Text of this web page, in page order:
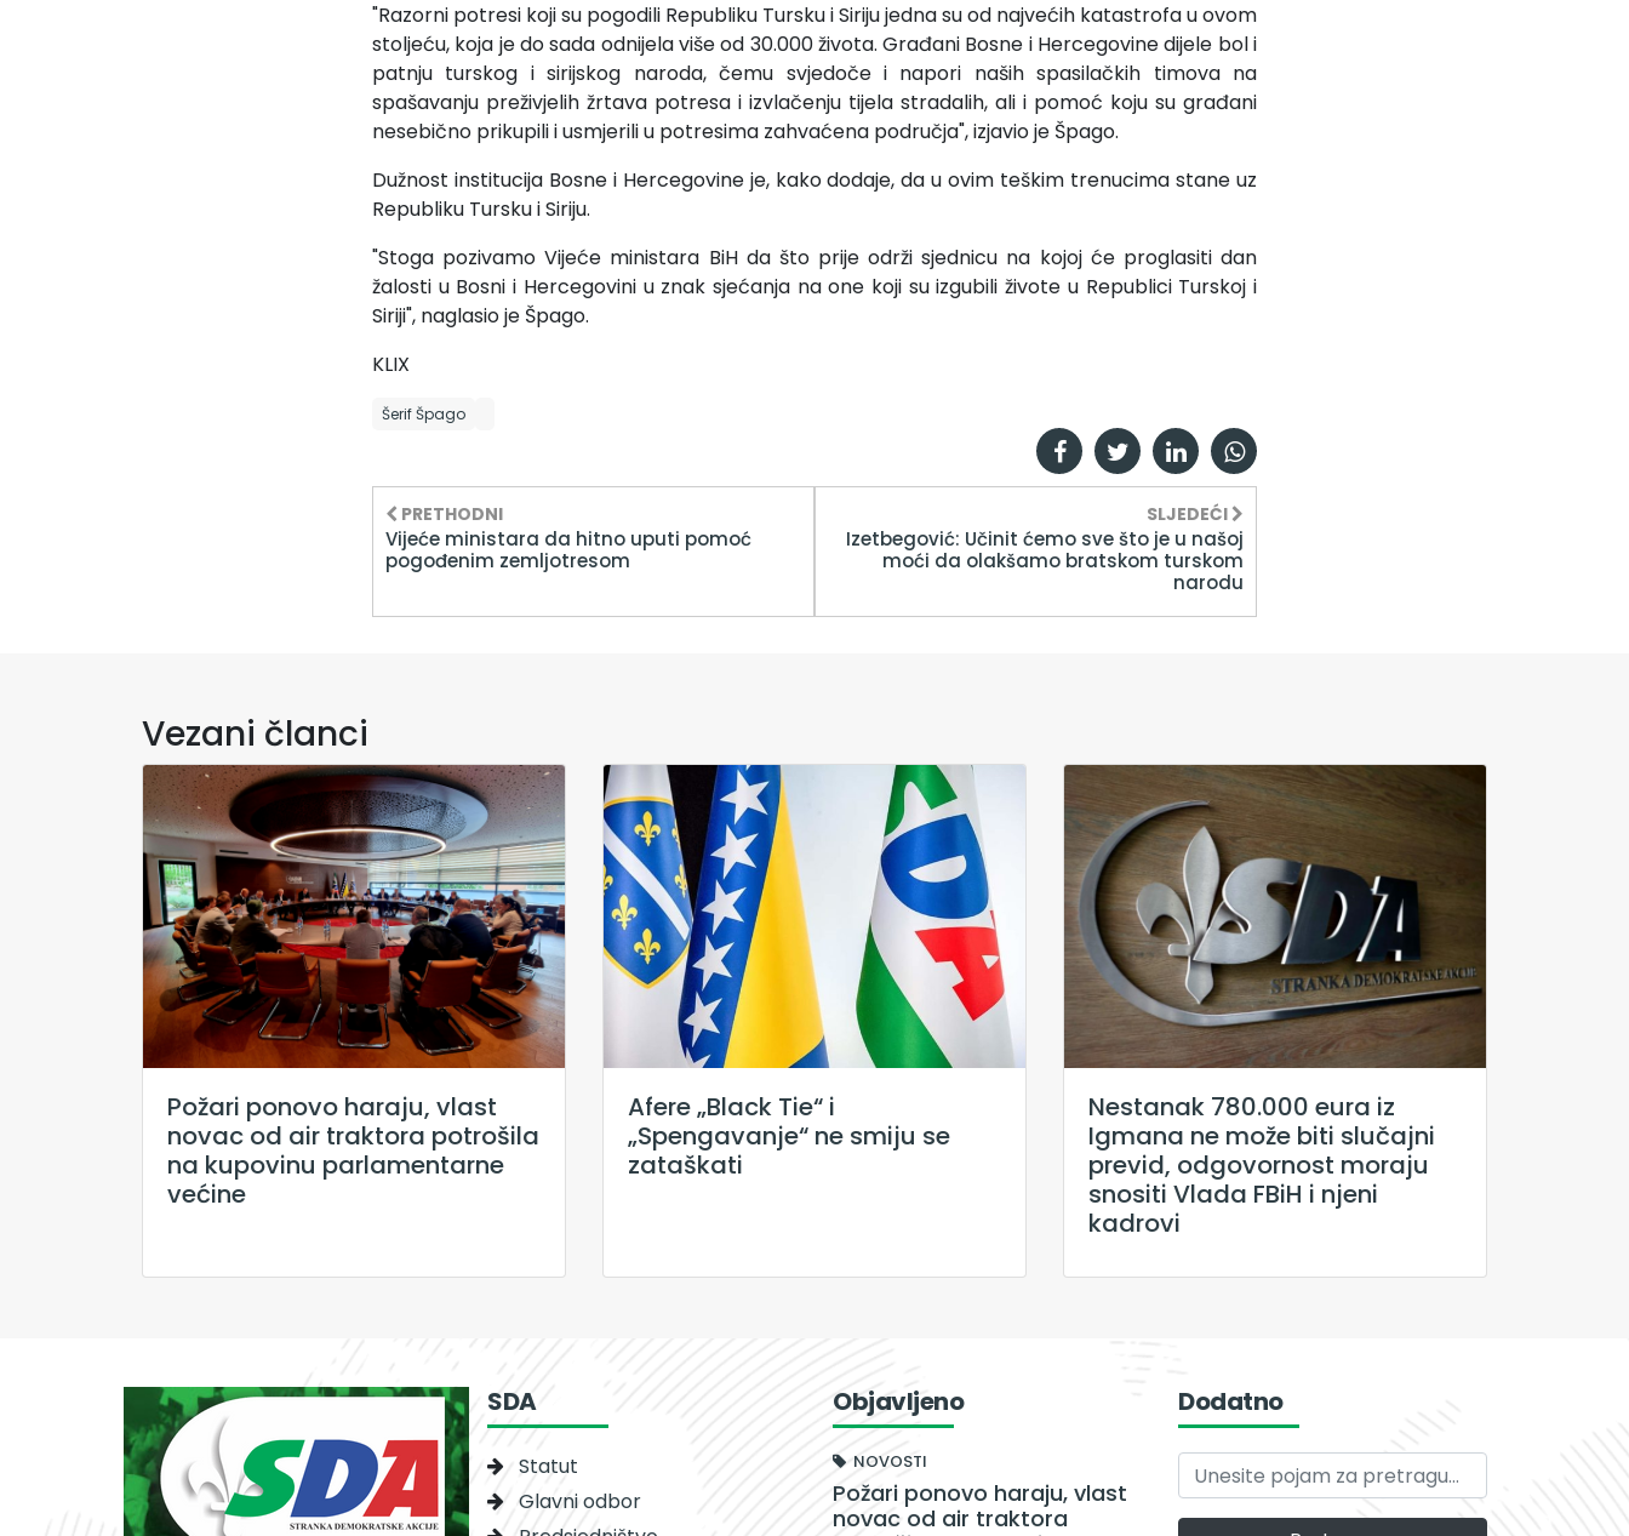
"Razorni potresi koji su pogodili Republiku Tursku i Siriju jedna su od najvećih katastrofa u ovom
stoljeću, koja je do sada odnijela više od 30.000 života. Građani Bosne i Hercegovine dijele bol i
patnju turskog i sirijskog naroda, čemu svjedoče i napori naših spasilačkih timova na
spašavanju preživjelih žrtava potresa i izvlačenju tijela stradalih, ali i pomoć koju su građani
nesebično prikupili i usmjerili u potresima zahvaćena područja", izjavio je Špago.
Dužnost institucija Bosne i Hercegovine je, kako dodaje, da u ovim teškim trenucima stane uz
Republiku Tursku i Siriju.
"Stoga pozivamo Vijeće ministara BiH da što prije održi sjednicu na kojoj će proglasiti dan
žalosti u Bosni i Hercegovini u znak sjećanja na one koji su izgubili živote u Republici Turskoj i
Siriji", naglasio je Špago.
KLIX
Šerif Špago
PRETHODNI
Vijeće ministara da hitno uputi pomoć
pogođenim zemljotresom
SLJEDEĆI
Izetbegović: Učinit ćemo sve što je u našoj
moći da olakšamo bratskom turskom
narodu
Vezani članci
Požari ponovo haraju, vlast
novac od air traktora potrošila
na kupovinu parlamentarne
većine
Afere „Black Tie“ i
„Spengavanje“ ne smiju se
zataškati
Nestanak 780.000 eura iz
Igmana ne može biti slučajni
previd, odgovornost moraju
snositi Vlada FBiH i njeni
kadrovi
SDA
Statut
Glavni odbor
Objavljeno
NOVOSTI
Požari ponovo haraju, vlast
novac od air traktora
Dodatno